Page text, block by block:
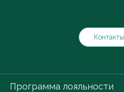
Контакты
Программа лояльности